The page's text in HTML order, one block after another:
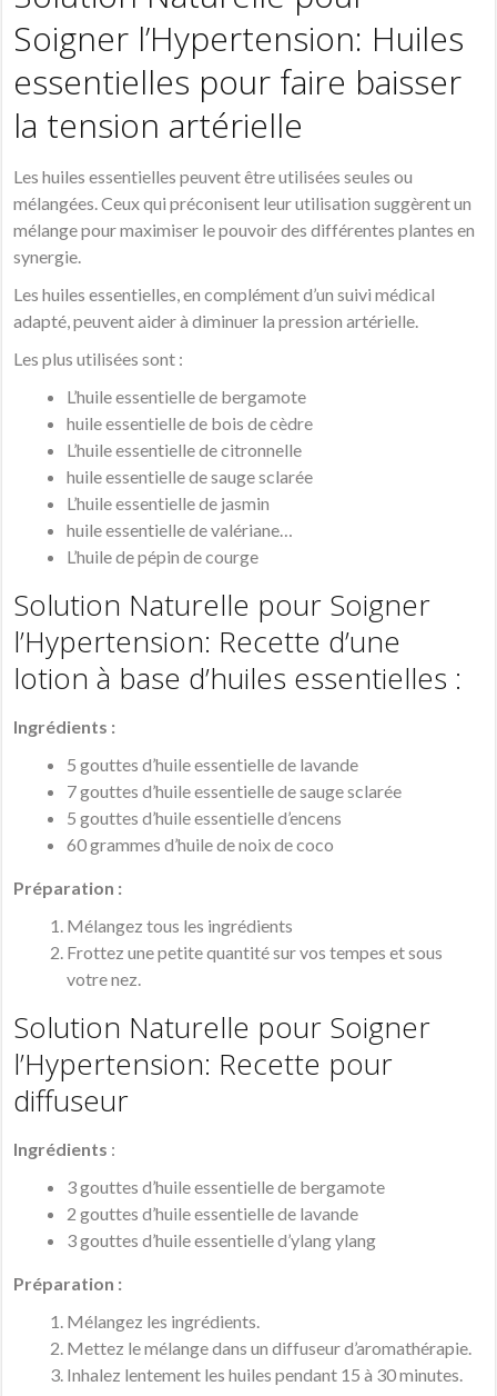
Soigner l’Hypertension: Huiles
essentielles pour faire baisser
la tension artérielle
Les huiles essentielles peuvent être utilisées seules ou
mélangées. Ceux qui préconisent leur utilisation suggèrent un
mélange pour maximiser le pouvoir des différentes plantes en
synergie.
Les huiles essentielles, en complément d’un suivi médical
adapté, peuvent aider à diminuer la pression artérielle.
Les plus utilisées sont :
L’huile essentielle de bergamote
huile essentielle de bois de cèdre
L’huile essentielle de citronnelle
huile essentielle de sauge sclarée
L’huile essentielle de jasmin
huile essentielle de valériane…
L’huile de pépin de courge
Solution Naturelle pour Soigner
l’Hypertension: Recette d’une
lotion à base d’huiles essentielles :
Ingrédients :
5 gouttes d’huile essentielle de lavande
7 gouttes d’huile essentielle de sauge sclarée
5 gouttes d’huile essentielle d’encens
60 grammes d’huile de noix de coco
Préparation :
Mélangez tous les ingrédients
Frottez une petite quantité sur vos tempes et sous
votre nez.
Solution Naturelle pour Soigner
l’Hypertension: Recette pour
diffuseur
Ingrédients :
3 gouttes d’huile essentielle de bergamote
2 gouttes d’huile essentielle de lavande
3 gouttes d’huile essentielle d’ylang ylang
Préparation :
Mélangez les ingrédients.
Mettez le mélange dans un diffuseur d’aromathérapie.
Inhalez lentement les huiles pendant 15 à 30 minutes.